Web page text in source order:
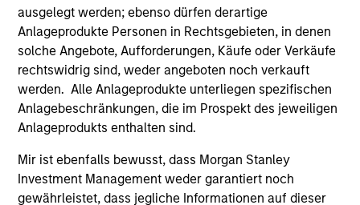
ausgelegt werden; ebenso dürfen derartige
Anlageprodukte Personen in Rechtsgebieten, in denen
solche Angebote, Aufforderungen, Käufe oder Verkäufe
rechtswidrig sind, weder angeboten noch verkauft
werden. Alle Anlageprodukte unterliegen spezifischen
Anlagebeschränkungen, die im Prospekt des jeweiligen
Anlageprodukts enthalten sind.
Mir ist ebenfalls bewusst, dass Morgan Stanley
Investment Management weder garantiert noch
gewährleistet, dass jegliche Informationen auf dieser
All investing involves risks, including a loss of principal.
Please refer to the strategy detail page for important
information on the strategy, including additional risk
considerations.